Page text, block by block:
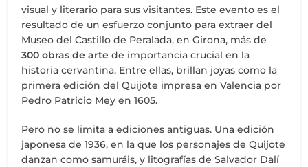
visual y literario para sus visitantes. Este evento es el
resultado de un esfuerzo conjunto para extraer del
Museo del Castillo de Peralada, en Girona, más de
300 obras de arte de importancia crucial en la
historia cervantina. Entre ellas, brillan joyas como la
primera edición del Quijote impresa en Valencia por
Pedro Patricio Mey en 1605.
Pero no se limita a ediciones antiguas. Una edición
japonesa de 1936, en la que los personajes de Quijote
danzan como samuráis, y litografías de Salvador Dalí